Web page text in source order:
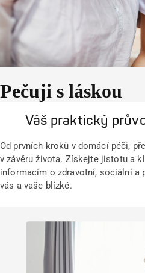
Pečuji s láskou
Váš praktický
Od prvních kroků v domácí péči,
v závěru života. Získejte jistotu a
informacím o zdravotní, sociální a
vás a vaše blízké.